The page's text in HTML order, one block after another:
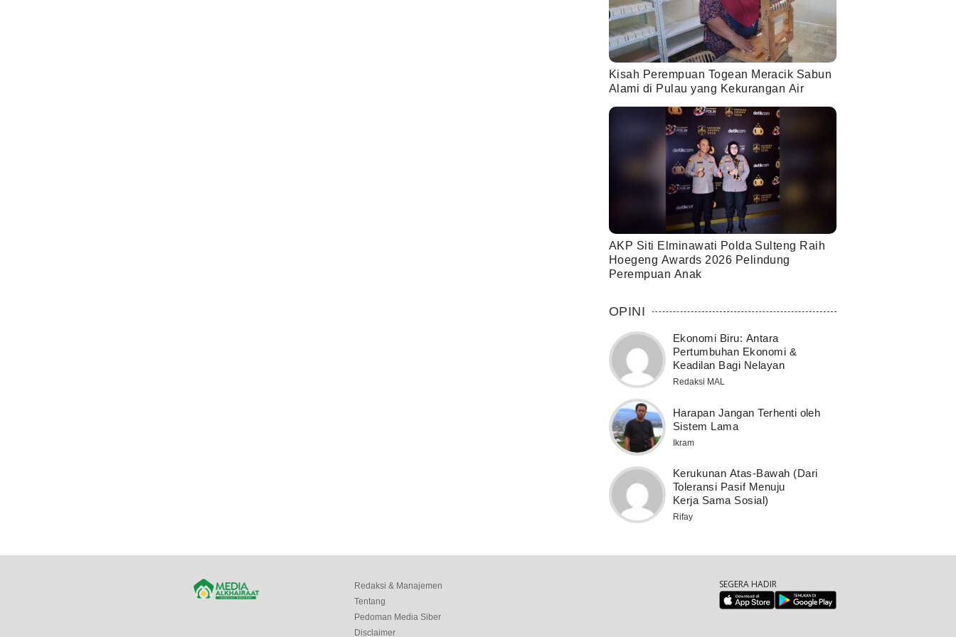
Kisah Perempuan Togean Meracik Sabun
Alami di Pulau yang Kekurangan Air
AKP Siti Elminawati Polda Sulteng Raih
Hoegeng Awards 2026 Pelindung
Perempuan Anak
OPINI
Ekonomi Biru: Antara
Pertumbuhan Ekonomi &
Keadilan Bagi Nelayan
Redaksi MAL
Harapan Jangan Terhenti oleh
Sistem Lama
Ikram
Kerukunan Atas-Bawah (Dari
Toleransi Pasif Menuju
Kerja Sama Sosial)
Rifay
Redaksi & Manajemen
Tentang
Pedoman Media Siber
Disclaimer
SEGERA HADIR